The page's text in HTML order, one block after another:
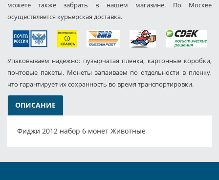
можете также забрать в нашем магазине. По Москве
осуществляется курьерская доставка.
Упаковываем надёжно: пузырчатая плёнка, картонные коробки,
почтовые пакеты. Монеты запаиваем по отдельности в пленку,
что гарантирует их сохранность во время транспортировки.
ОПИСАНИЕ
Фиджи 2012 набор 6 монет Животные